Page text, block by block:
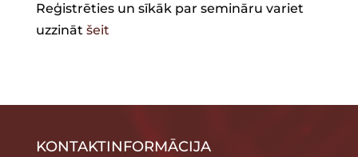
Reģistrēties un sīkāk par semināru variet
uzzināt šeit
KONTAKTINFORMĀCIJA